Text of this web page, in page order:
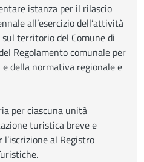
istanza per il rilascio
all’esercizio dell’attività
territorio del Comune di
Regolamento comunale per
della normativa regionale e
per ciascuna unità
turistica breve e
al Registro